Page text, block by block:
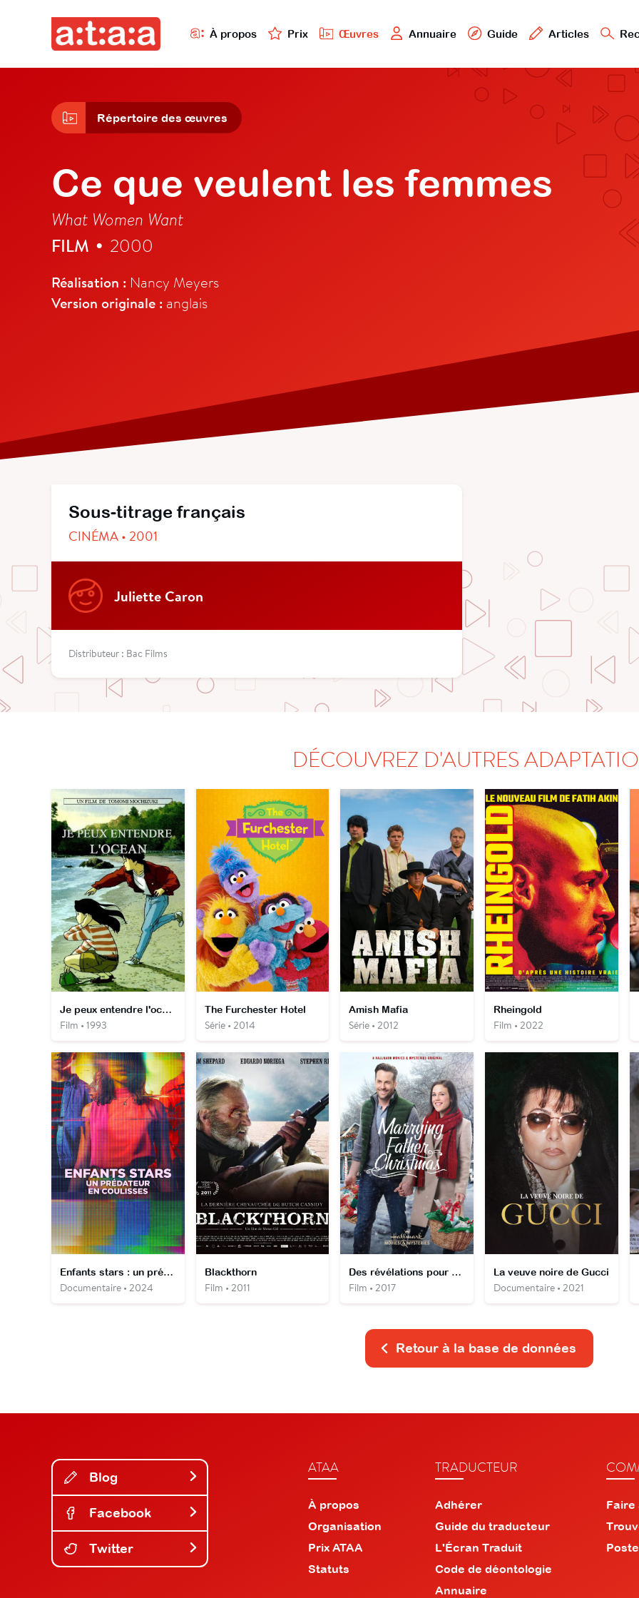
À propos Prix Œuvres Annuaire Guide Articles
Répertoire des œuvres
Ce que veulent les femmes
What Women Want
FILM • 2000
Réalisation : Nancy Meyers
Version originale : anglais
Sous-titrage français
CINÉMA • 2001
Juliette Caron
Distributeur : Bac Films
DÉCOUVREZ D'AUTRES
Je peux entendre l'océan
Film • 1993
The Furchester Hotel
Série • 2014
Amish Mafia
Série • 2012
Rheingold
Film • 2022
Enfants stars : un prédateur en coulisses
Documentaire • 2024
Blackthorn
Film • 2011
Des révélations pour Noël
Film • 2017
La veuve noire de Gucci
Documentaire • 2021
Retour à la base de données
Blog
Facebook
Twitter
ATAA
À propos
Organisation
Prix ATAA
Statuts
TRADUCTEUR
Adhérer
Guide du traducteur
L'Écran Traduit
Code de déontologie
Annuaire